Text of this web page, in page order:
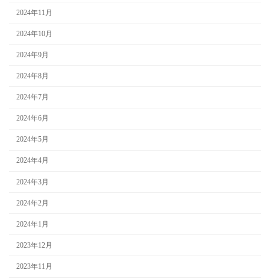
2024年11月
2024年10月
2024年9月
2024年8月
2024年7月
2024年6月
2024年5月
2024年4月
2024年3月
2024年2月
2024年1月
2023年12月
2023年11月